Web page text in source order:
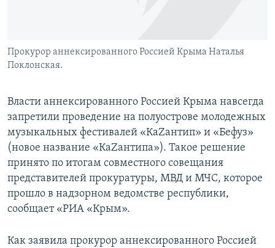
Прокурор аннексированного Россией Крыма Наталья
Поклонская.
Власти аннексированного Россией Крыма навсегда
запретили проведение на полуострове молодежных
музыкальных фестивалей «КаZантип» и «Бефуз»
(новое название «КаZантипа»). Такое решение
принято по итогам совместного совещания
представителей прокуратуры, МВД и МЧС, которое
прошло в надзорном ведомстве республики,
сообщает «РИА «Крым».
Как заявила прокурор аннексированного Россией